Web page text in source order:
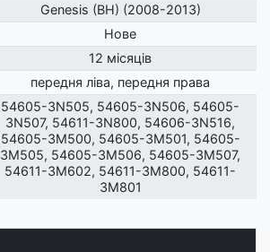
Genesis (BH) (2008-2013)
Нове
12 місяців
передня ліва, передня права
54605-3N505, 54605-3N506, 54605-
3N507, 54611-3N800, 54606-3N516,
54605-3M500, 54605-3M501, 54605-
3M505, 54605-3M506, 54605-3M507,
54611-3M602, 54611-3M800, 54611-
3M801